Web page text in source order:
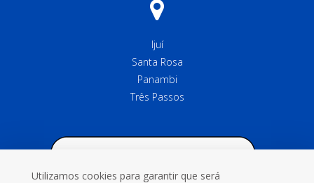
Ijuí
Santa Rosa
Panambi
Três Passos
Utilizamos cookies para garantir que será